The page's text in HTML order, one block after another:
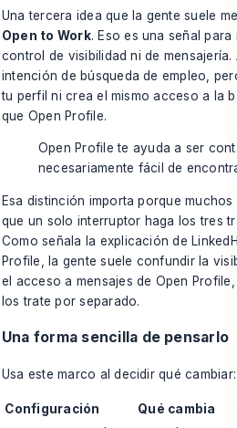
Una tercera idea que la gente suele
Open to Work. Eso es una señal
control de visibilidad ni de
intención de búsqueda de empleo,
tu perfil ni crea el mismo acceso a la
que Open Profile.
Open Profile te ayuda a ser
necesariamente fácil de
Esa distinción importa porque
que un solo interruptor haga los tres
Como señala la explicación de
Profile
, la gente suele confundir la
el acceso a mensajes de Open
los trate por separado.
Una forma sencilla de pensarlo
Usa este marco al decidir qué cambiar:
Configuración Qué cambia